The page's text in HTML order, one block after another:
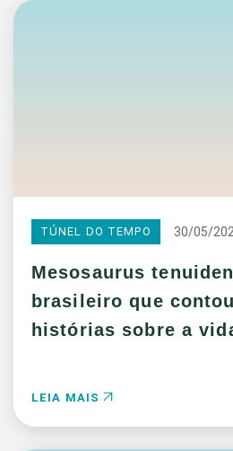
TÚNEL DO TEMPO 30/05/
Mesosaurus
brasileiro que
histórias sobre a
LEIA MAIS